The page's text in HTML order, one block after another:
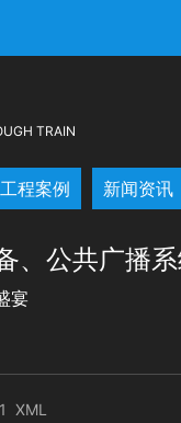
TRAIN
工程案例 新闻资讯
、公共广播
宴
XML